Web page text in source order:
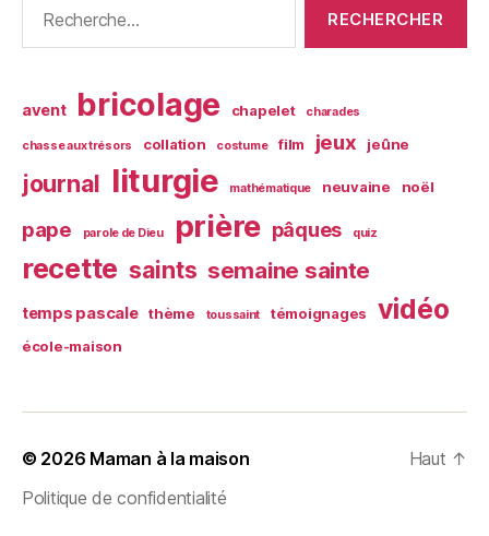
avent bricolage chapelet charades
chasse aux trésors collation costume film jeux jeûne
journal liturgie mathématique neuvaine noël
pape parole de Dieu prière pâques quiz
recette saints semaine sainte
temps pascale thème toussaint témoignages vidéo
école-maison
© 2026 Maman à la maison
Politique de confidentialité
Haut ↑